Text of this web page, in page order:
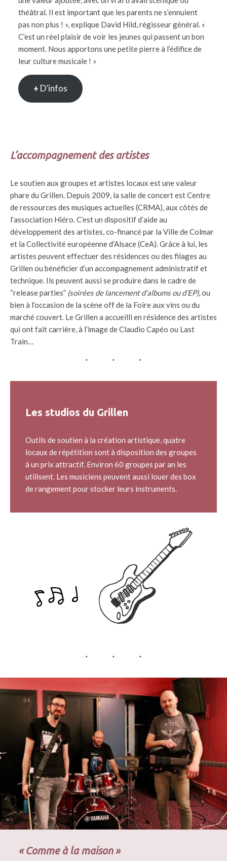
théâtral. Il est important que les parents ne s’ennuient
pas non plus ! », explique David Hild, régisseur général. «
C’est un réel plaisir de voir les jeunes qui passent un bon
moment. Nous apportons une petite pierre à l’édifice de
leur culture musicale ! »
+ D’infos
L’accompagnement des artistes
Le soutien aux groupes et artistes locaux est une valeur
phare du Grillen. Depuis 2009, la salle de concert est Centre
de ressources des musiques actuelles (CRMA), aux côtés de
l’association Hiéro. C’est un dispositif d’aide au
développement des artistes, co-financé par la Ville de Colmar
et la Collectivité européenne d’Alsace (CeA). Grâce à lui, les
artistes peuvent effectuer des résidences ou des filages au
Grillen ou bénéficier d’un accompagnement administratif et
technique. Ils peuvent aussi se produire dans le cadre de
“release parties” (soirées de lancement d’albums ou d’EP), ou
bien à l’occasion de la scène off de la Foire aux vins ou du
marché couvert. Le Grillen a accueilli en résidence des artistes
qui ont fait carrière, à l’image de Claudio Capéo ou Last
Train…
Les studios du Grillen
Outils de soutien à la création artistique, quatre
locaux de répétition sont à disposition des groupes
à un prix attractif. Environ 60 groupes par an les
utilisent. Les musiciens peuvent aussi louer des box
de rangement pour stocker leurs instruments.
« Comme à la maison »